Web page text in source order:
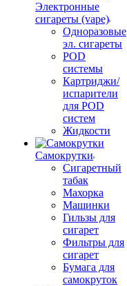
Электронные
сигареты (vape)
Одноразовые
эл. сигареты
POD
системы
Картриджи/
испарители
для POD
систем
Жидкости
Самокрутки
Сигаретный
табак
Махорка
Машинки
Гильзы для
сигарет
Фильтры для
сигарет
Бумага для
самокруток